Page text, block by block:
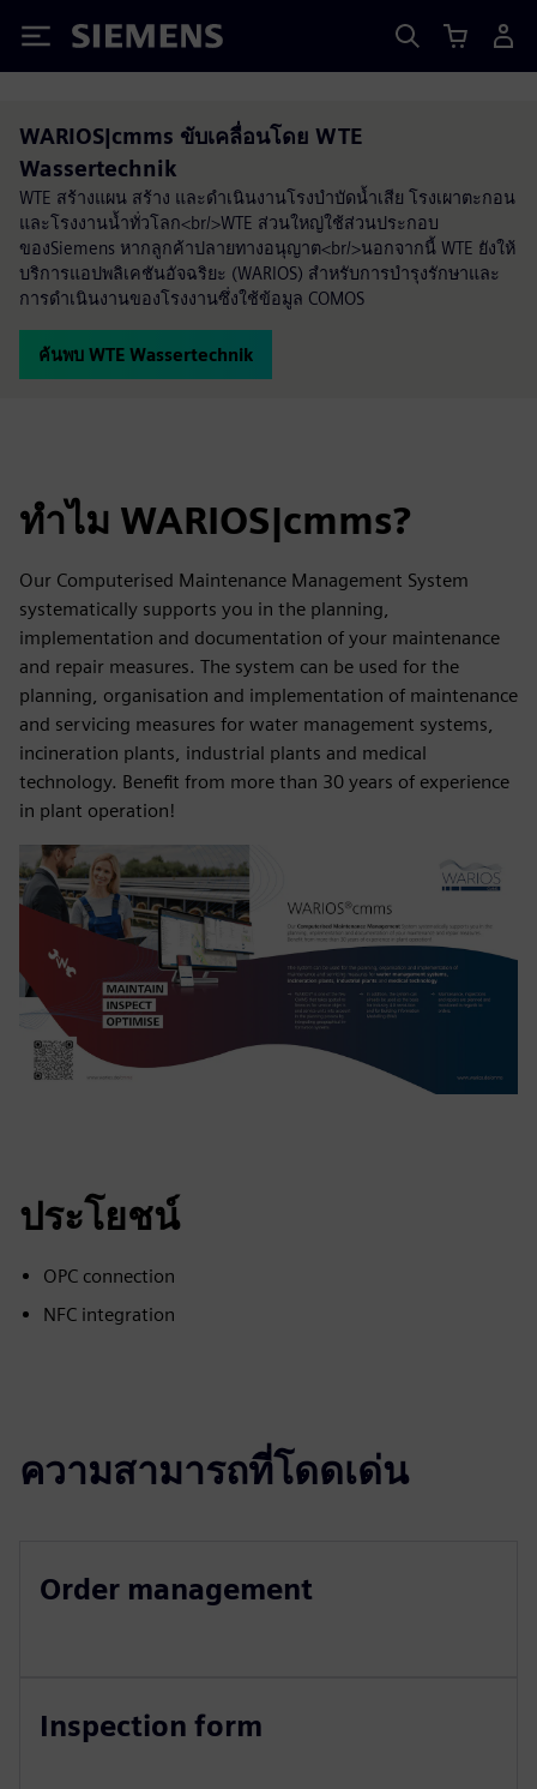
Siemens
WARIOS|cmms ขับเคลื่อนโดย WTE
Wassertechnik
WTE สร้างแผน สร้าง และดำเนินงานโรงบำบัดน้ำเสีย โรงเผาตะกอน
และโรงงานน้ำทั่วโลก<br/>WTE ส่วนใหญ่ใช้ส่วนประกอบ
ของSiemens หากลูกค้าปลายทางอนุญาต<br/>นอกจากนี้ WTE ยังให้
บริการแอปพลิเคชันอัจฉริยะ (WARIOS) สำหรับการบำรุงรักษาและ
การดำเนินงานของโรงงานซึ่งใช้ข้อมูล COMOS
ค้นพบ WTE Wassertechnik
ทำไม WARIOS|cmms?
Our Computerised Maintenance Management System
systematically supports you in the planning,
implementation and documentation of your maintenance
and repair measures. The system can be used for the
planning, organisation and implementation of maintenance
and servicing measures for water management systems,
incineration plants, industrial plants and medical
technology. Benefit from more than 30 years of experience
in plant operation!
ประโยชน์
OPC connection
NFC integration
ความสามารถที่โดดเด่น
Order management
Inspection form